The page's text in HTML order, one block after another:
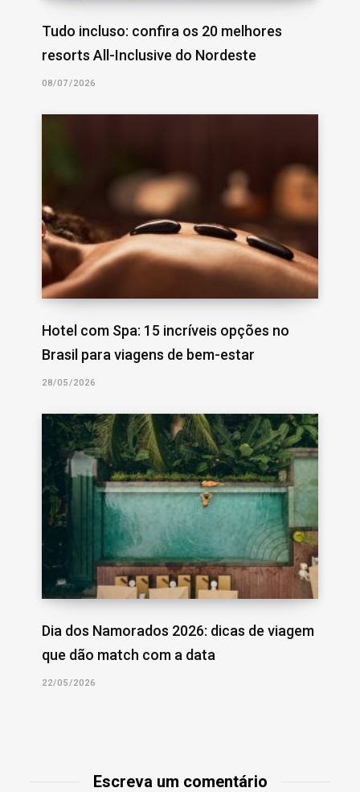
Tudo incluso: confira os 20 melhores
resorts All-Inclusive do Nordeste
08/07/2026
Hotel com Spa: 15 incríveis opções no
Brasil para viagens de bem-estar
28/05/2026
Dia dos Namorados 2026: dicas de viagem
que dão match com a data
22/05/2026
Escreva um comentário